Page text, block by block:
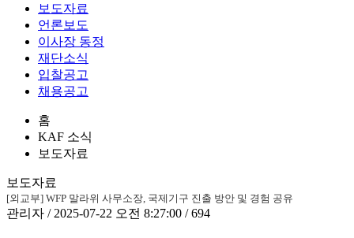
보도자료
언론보도
이사장 동정
재단소식
입찰공고
채용공고
홈
KAF 소식
보도자료
보도자료
[외교부] WFP 말라위 사무소장, 국제기구 진출 방안 및 경험 공유
관리자 / 2025-07-22 오전 8:27:00 / 694